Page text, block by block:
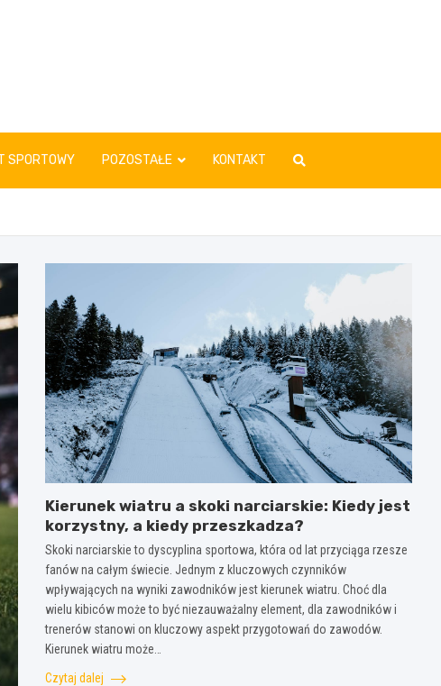
SPORTOWY POZOSTAŁE KONTAKT
Kierunek wiatru a skoki narciarskie: Kiedy jest
korzystny, a kiedy przeszkadza?
Skoki narciarskie to dyscyplina sportowa, która od lat przyciąga rzesze
fanów na całym świecie. Jednym z kluczowych czynników
wpływających na wyniki zawodników jest kierunek wiatru. Choć dla
wielu kibiców może to być niezauważalny element, dla zawodników i
trenerów stanowi on kluczowy aspekt przygotowań do zawodów.
Kierunek wiatru może…
Czytaj dalej